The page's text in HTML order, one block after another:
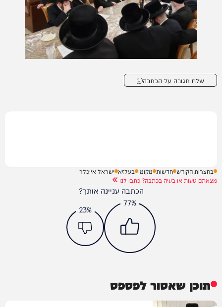
שלח תגובה על הכתבה
בחצרות הקודש חדשות מקומי בעלזא ישראל אייכלר
מצאתם טעות או בעיה בכתבה? כתבו לנו
הכתבה עניינה אותך?
77%
23%
תוכן שאסור לפספס